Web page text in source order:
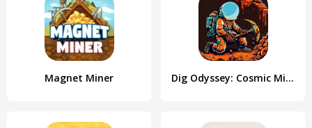
Magnet Miner Dig Odyssey: Cosmic Miner